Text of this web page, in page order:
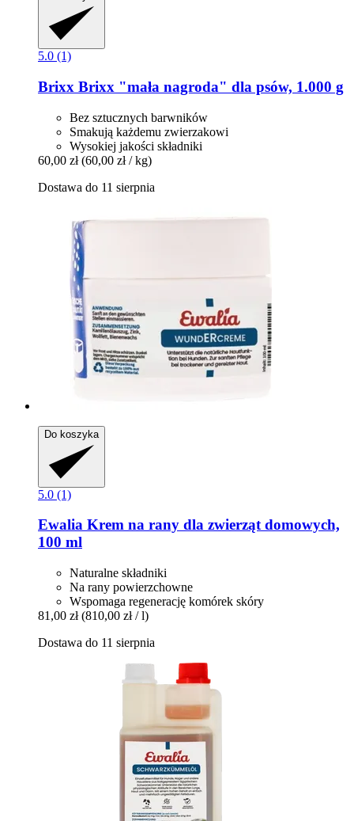
5.0 (1)
Brixx Brixx "mała nagroda" dla psów, 1.000 g
Bez sztucznych barwników
Smakują każdemu zwierzakowi
Wysokiej jakości składniki
60,00 zł (60,00 zł / kg)
Dostawa do 11 sierpnia
Do koszyka
5.0 (1)
Ewalia Krem na rany dla zwierząt domowych,
100 ml
Naturalne składniki
Na rany powierzchowne
Wspomaga regenerację komórek skóry
81,00 zł (810,00 zł / l)
Dostawa do 11 sierpnia